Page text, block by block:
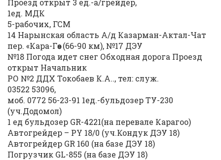
Проезд открыт 3 ед.-а/грейдер,
1ед. МДК
5-рабочих, ГСМ
14 Нарынская область А/д Казарман-Актал-Чат
пер. «Кара-Гөө» (66-90 км), №17 ДЭУ
№18 Погода идет снег Обходная дорога Проезд
открыт Начальник
РО №2 ДДХ Токобаев К.А.., тел: служ.
03522 53096,
моб. 0772 56-23-91 1ед.-бульдозер ТУ-230
(уч.Додомол)
1 ед бульдозер GR-4221(на перевале Карагоо)
Автогрейдер – РY 18/0 (уч.Кондук ДЭУ 18)
Автогрейдер GR 160 (на базе ДЭУ 18)
Погрузчик GL-855 (на базе ДЭУ 18)